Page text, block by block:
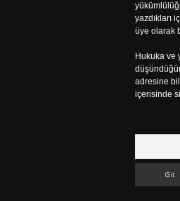
yazdıkları
üye olarak
Hukuka ve
adresine
içerisinde